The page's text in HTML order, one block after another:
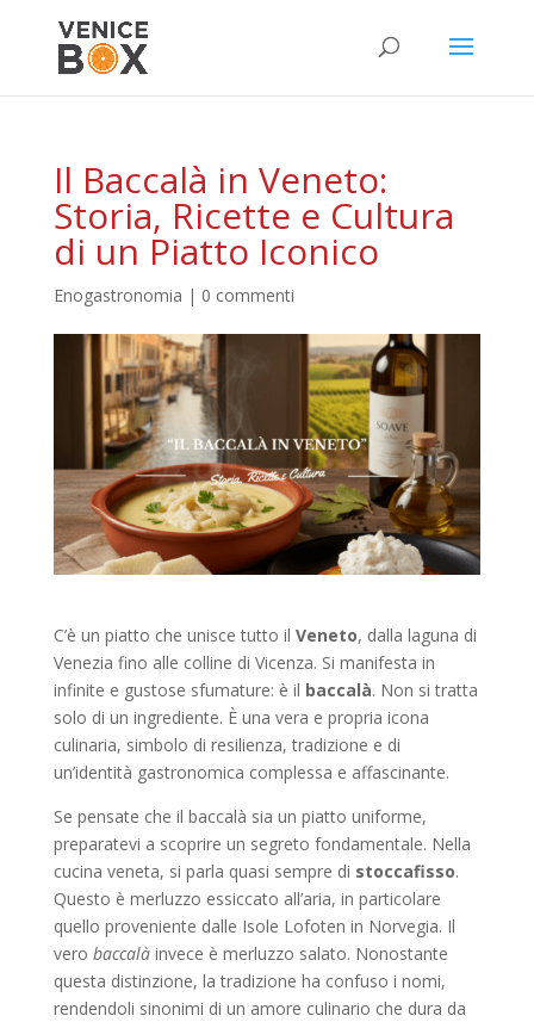
Il Baccalà in Veneto:
Storia, Ricette e Cultura
di un Piatto Iconico
Enogastronomia | 0 commenti
C’è un piatto che unisce tutto il Veneto, dalla laguna di
Venezia fino alle colline di Vicenza. Si manifesta in
infinite e gustose sfumature: è il baccalà. Non si tratta
solo di un ingrediente. È una vera e propria icona
culinaria, simbolo di resilienza, tradizione e di
un’identità gastronomica complessa e affascinante.
Se pensate che il baccalà sia un piatto uniforme,
preparatevi a scoprire un segreto fondamentale. Nella
cucina veneta, si parla quasi sempre di stoccafisso.
Questo è merluzzo essiccato all’aria, in particolare
quello proveniente dalle Isole Lofoten in Norvegia. Il
vero baccalàinvece è merluzzo salato. Nonostante
questa distinzione, la tradizione ha confuso i nomi,
rendendoli sinonimi di un amore culinario che dura da